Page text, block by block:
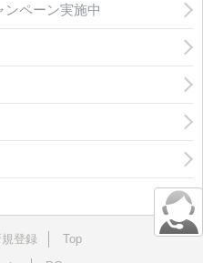
ンペーン実施中
規登録
Top